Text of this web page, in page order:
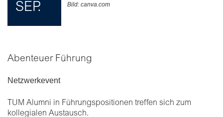
Bild: canva.com
SEP.
Abenteuer Führung
Netzwerkevent
TUM Alumni in Führungspositionen treffen sich zum
kollegialen Austausch.